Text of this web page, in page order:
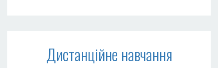
Дистанційне навчання